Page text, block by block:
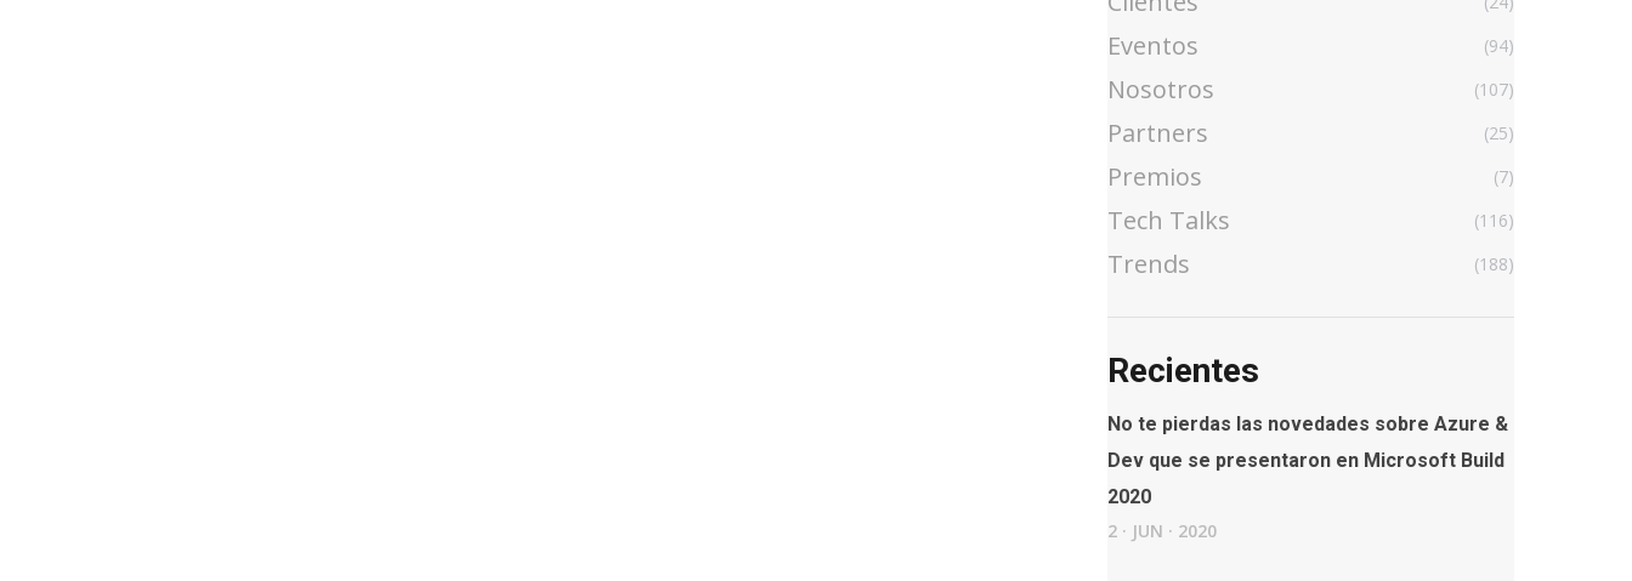
Eventos (94)
Nosotros (107)
Partners (25)
Premios (7)
Tech Talks (116)
Trends (188)
Recientes
No te pierdas las novedades sobre Azure &
Dev que se presentaron en Microsoft Build
2020
2 · JUN · 2020